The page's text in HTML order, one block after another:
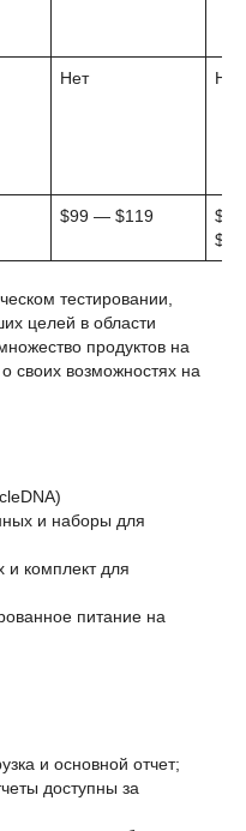
Нет Нет
$99 — $119
$0
тестировании,
целей в области
продуктов на
своих возможностях на
и наборы для
и комплект для
питание на
и основной отчет;
доступны за